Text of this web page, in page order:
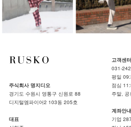
주식회사 명지디오
경기도 수원시 영통구 신원로 88
디지털엠파이어2 103동 205호
대표
고객센터
031-
평일
점심
주말, 공
계좌안내
기업